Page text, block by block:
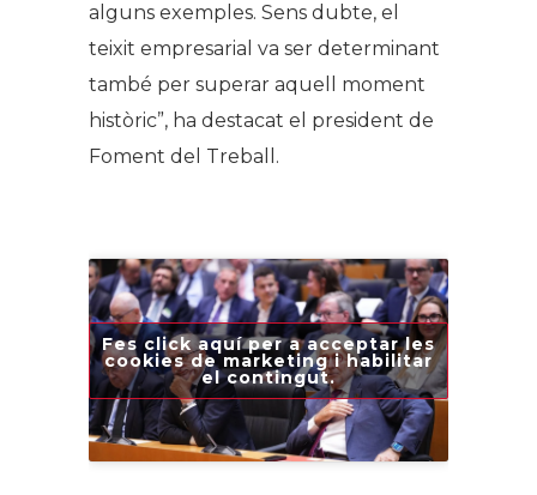
alguns exemples. Sens dubte, el
teixit empresarial va ser determinant
també per superar aquell moment
històric”, ha destacat el president de
Foment del Treball.
Fes click aquí per a acceptar les
cookies de marketing i habilitar
el contingut.